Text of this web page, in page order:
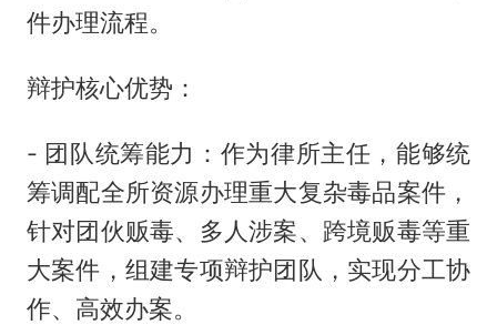
件办理流程。
辩护核心优势：
- 团队统筹能力：作为律所主任，能够统
筹调配全所资源办理重大复杂毒品案件，
针对团伙贩毒、多人涉案、跨境贩毒等重
大案件，组建专项辩护团队，实现分工协
作、高效办案。